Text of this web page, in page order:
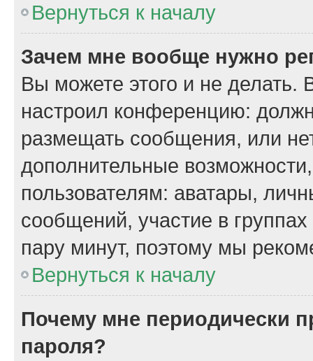
Вернуться к началу
Зачем мне вообще нужно
Вы можете этого и не делать.
настроил конференцию:
размещать сообщения, или
дополнительные
пользователям: аватары,
сообщений, участие в
пару минут, поэтому мы
Вернуться к началу
Почему мне периодически
пароля?